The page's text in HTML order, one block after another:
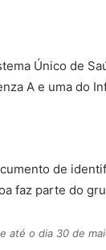
Único de
A e uma do
de
faz parte do
até o dia 30 de